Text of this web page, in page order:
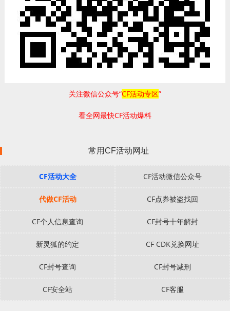
关注微信公众号“CF活动专区”
看全网最快CF活动爆料
常用CF活动网址
CF活动大全 CF活动微信公众号
代做CF活动 CF点券被盗找回
CF个人信息查询 CF封号十年解封
新灵狐的约定 CF CDK兑换网址
CF封号查询 CF封号减刑
CF安全站 CF客服